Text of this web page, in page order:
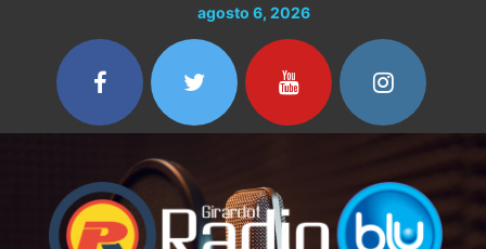
contenido
agosto 6, 2026